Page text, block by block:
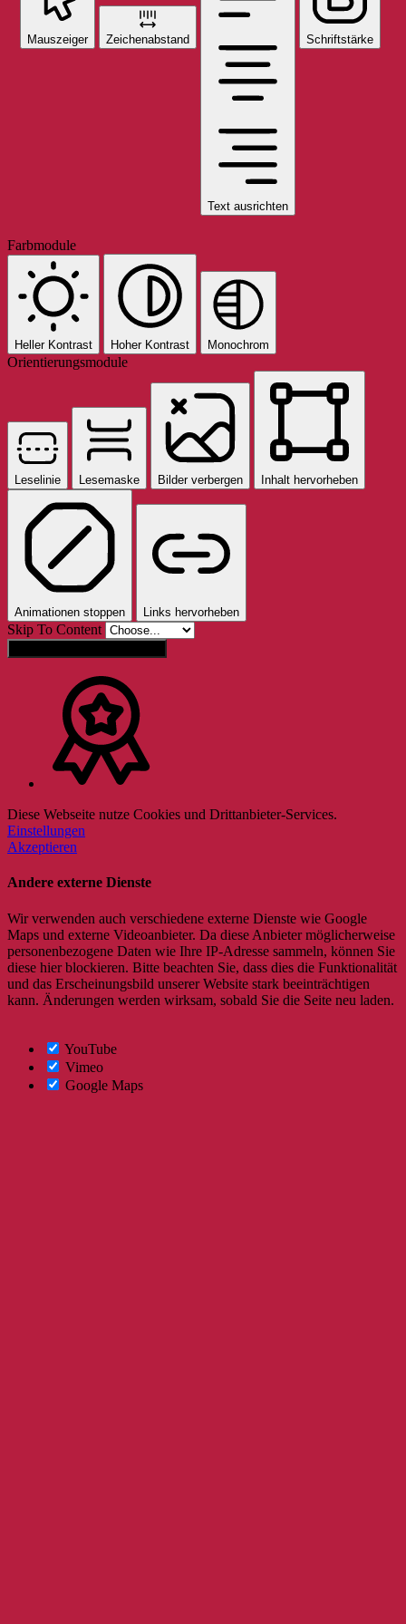
Mauszeiger Zeichenabstand
Text ausrichten
Schriftstärke
Farbmodule
Heller Kontrast Hoher Kontrast Monochrom
Orientierungsmodule
Leselinie Lesemaske Bilder verbergen Inhalt hervorheben
Animationen stoppen Links hervorheben
Skip To Content
Diese Webseite nutze Cookies und Drittanbieter-Services.
Einstellungen
Akzeptieren
Andere externe Dienste
Wir verwenden auch verschiedene externe Dienste wie Google
Maps und externe Videoanbieter. Da diese Anbieter möglicherweise
personenbezogene Daten wie Ihre IP-Adresse sammeln, können Sie
diese hier blockieren. Bitte beachten Sie, dass dies die Funktionalität
und das Erscheinungsbild unserer Website stark beeinträchtigen
kann. Änderungen werden wirksam, sobald Sie die Seite neu laden.
YouTube
Vimeo
Google Maps